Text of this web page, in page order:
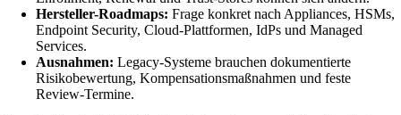
Hersteller-Roadmaps: Frage konkret nach Appliances, HSMs,
Endpoint Security, Cloud-Plattformen, IdPs und Managed
Services.
Ausnahmen: Legacy-Systeme brauchen dokumentierte
Risikobewertung, Kompensationsmaßnahmen und feste
Review-Termine.